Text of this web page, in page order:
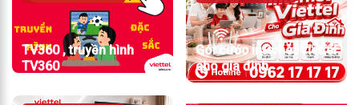
TV360 , truyền hình
TV360
Gói cước internet Viettel
cho gia đình